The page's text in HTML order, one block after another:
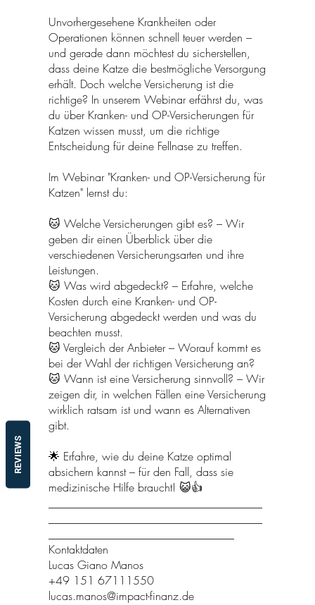
Unvorhergesehene Krankheiten oder
Operationen können schnell teuer werden –
und gerade dann möchtest du sicherstellen,
dass deine Katze die bestmögliche Versorgung
erhält. Doch welche Versicherung ist die
richtige? In unserem Webinar erfährst du, was
du über Kranken- und OP-Versicherungen für
Katzen wissen musst, um die richtige
Entscheidung für deine Fellnase zu treffen.
Im Webinar "Kranken- und OP-Versicherung für
Katzen" lernst du:
🐱 Welche Versicherungen gibt es? – Wir
geben dir einen Überblick über die
verschiedenen Versicherungsarten und ihre
Leistungen.
🐱 Was wird abgedeckt? – Erfahre, welche
Kosten durch eine Kranken- und OP-
Versicherung abgedeckt werden und was du
beachten musst.
🐱 Vergleich der Anbieter – Worauf kommt es
bei der Wahl der richtigen Versicherung an?
🐱 Wann ist eine Versicherung sinnvoll? – Wir
zeigen dir, in welchen Fällen eine Versicherung
wirklich ratsam ist und wann es Alternativen
gibt.
🌟 Erfahre, wie du deine Katze optimal
absichern kannst – für den Fall, dass sie
medizinische Hilfe braucht! 😺👍
Kontaktdaten
Lucas Giano Manos
+49 151 67111550
lucas.manos@impact-finanz.de
REVIEWS